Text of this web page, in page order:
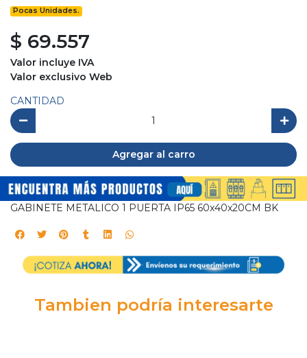
Pocas Unidades.
$ 69.557
Valor incluye IVA
Valor exclusivo Web
CANTIDAD
Agregar al carro
GABINETE METALICO 1 PUERTA IP65 60x40x20CM BK
Tambien podría interesarte